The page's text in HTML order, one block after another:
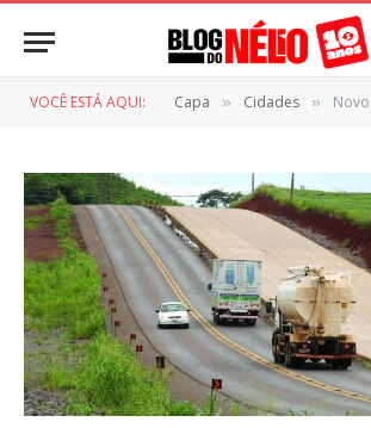
VOCÊ ESTÁ AQUI: Capa » Cidades » Novo contrato